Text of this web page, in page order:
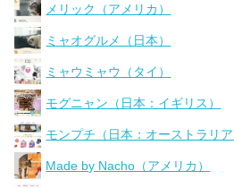
メリック（アメリカ）
ミャオグルメ（日本）
ミャウミャウ（タイ）
モグニャン（日本：イギリス）
モンプチ（日本：オーストラリア
Made by Nacho（アメリカ）